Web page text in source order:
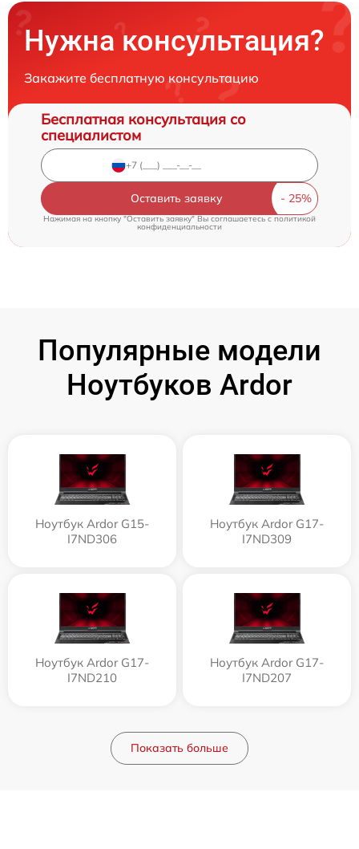
Нужна консультация?
Закажите бесплатную консультацию
Бесплатная консультация со
специалистом
Оставить заявку
Нажимая на кнопку "Оставить заявку" Вы соглашаетесь cполитикой
конфиденциальности
Популярные модели
Ноутбуков Ardor
Ноутбук Ardor G15-
I7ND306
Ноутбук Ardor G17-
I7ND309
Ноутбук Ardor G17-
I7ND210
Ноутбук Ardor G17-
I7ND207
Показать больше